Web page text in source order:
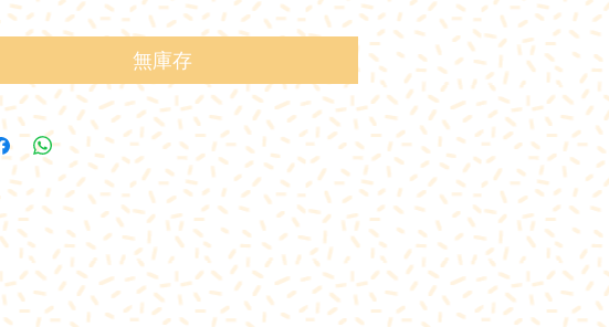
格
無庫存